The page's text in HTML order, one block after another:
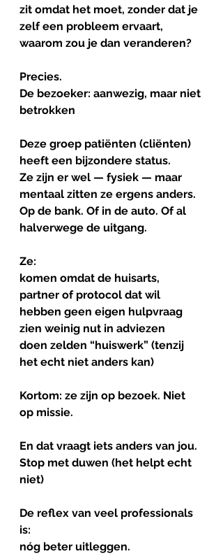
zit omdat het moet, zonder dat je
zelf een probleem ervaart,
waarom zou je dan veranderen?
Precies.
De bezoeker: aanwezig, maar niet
betrokken
Deze groep patiënten (cliënten)
heeft een bijzondere status.
Ze zijn er wel — fysiek — maar
mentaal zitten ze ergens anders.
Op de bank. Of in de auto. Of al
halverwege de uitgang.
Ze:
komen omdat de huisarts,
partner of protocol dat wil
hebben geen eigen hulpvraag
zien weinig nut in adviezen
doen zelden “huiswerk” (tenzij
het echt niet anders kan)
Kortom: ze zijn op bezoek. Niet
op missie.
En dat vraagt iets anders van jou.
Stop met duwen (het helpt echt
niet)
De reflex van veel professionals
is:
nóg beter uitleggen.